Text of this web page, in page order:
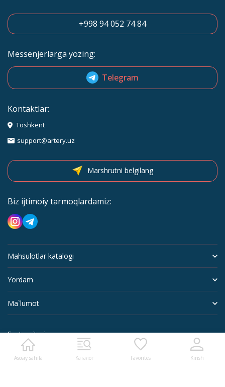
Asosiy sahifa Каталог Favorites Kirish
+998 94 052 74 84
Messenjerlarga yozing:
Telegram
Kontaktlar:
Toshkent
support@artery.uz
Marshrutni belgilang
Biz ijtimoiy tarmoqlardamiz:
Mahsulotlar katalogi
Yordam
Ma`lumot
Sayt xaritasi